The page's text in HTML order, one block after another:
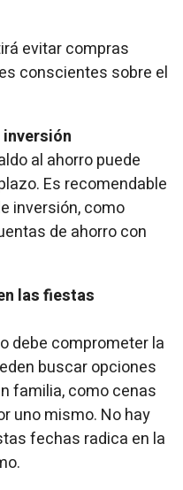
evitar compras
conscientes sobre el
inversión
al ahorro puede
Es recomendable
inversión, como
de ahorro con
las fiestas
debe comprometer la
buscar opciones
familia, como cenas
uno mismo. No hay
fechas radica en la